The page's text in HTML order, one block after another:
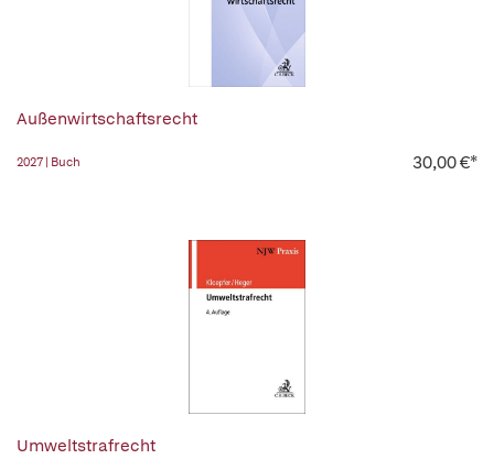
Außenwirtschaftsrecht
2027 | Buch 30,00 €*
Umweltstrafrecht